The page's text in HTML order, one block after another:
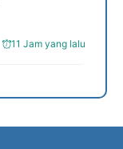
11 Jam yang lalu